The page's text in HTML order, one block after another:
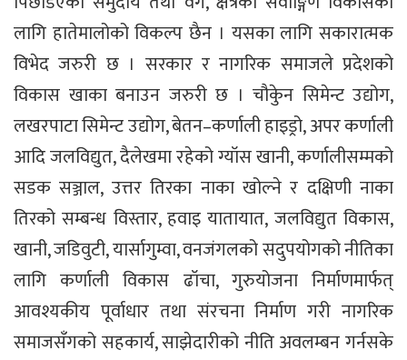
लागि हातेमालोको विकल्प छैन । यसका लागि सकारात्मक
विभेद जरुरी छ । सरकार र नागरिक समाजले प्रदेशको
विकास खाका बनाउन जरुरी छ । चौकुेन सिमेन्ट उद्योग,
लखरपाटा सिमेन्ट उद्योग, बेतन–कर्णाली हाइड्रो, अपर कर्णाली
आदि जलविद्युत, दैलेखमा रहेको ग्यॉस खानी, कर्णालीसम्मको
सडक सञ्जाल, उत्तर तिरका नाका खोल्ने र दक्षिणी नाका
तिरको सम्बन्ध विस्तार, हवाइ यातायात, जलविद्युत विकास,
खानी, जडिवुटी, यार्सागुम्वा, वनजंगलको सदुपयोगको नीतिका
लागि कर्णाली विकास ढॉचा, गुरुयोजना निर्माणमार्फत्
आवश्यकीय पूर्वाधार तथा संरचना निर्माण गरी नागरिक
समाजसँगको सहकार्य, साझेदारीको नीति अवलम्बन गर्नसके